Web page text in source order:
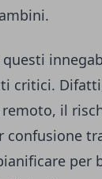
critici.
il
confusione